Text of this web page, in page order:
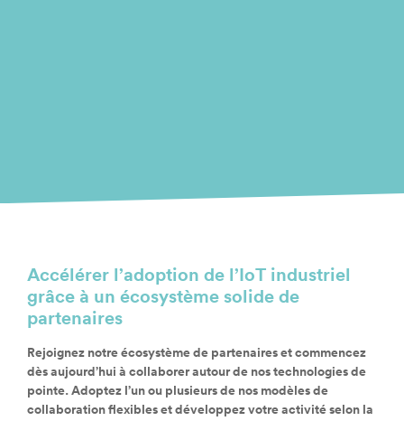
Accélérer l’adoption de l’IoT industriel
grâce à un écosystème solide de
partenaires
Rejoignez notre écosystème de partenaires et commencez
dès aujourd’hui à collaborer autour de nos technologies de
pointe. Adoptez l’un ou plusieurs de nos modèles de
collaboration flexibles et développez votre activité selon la